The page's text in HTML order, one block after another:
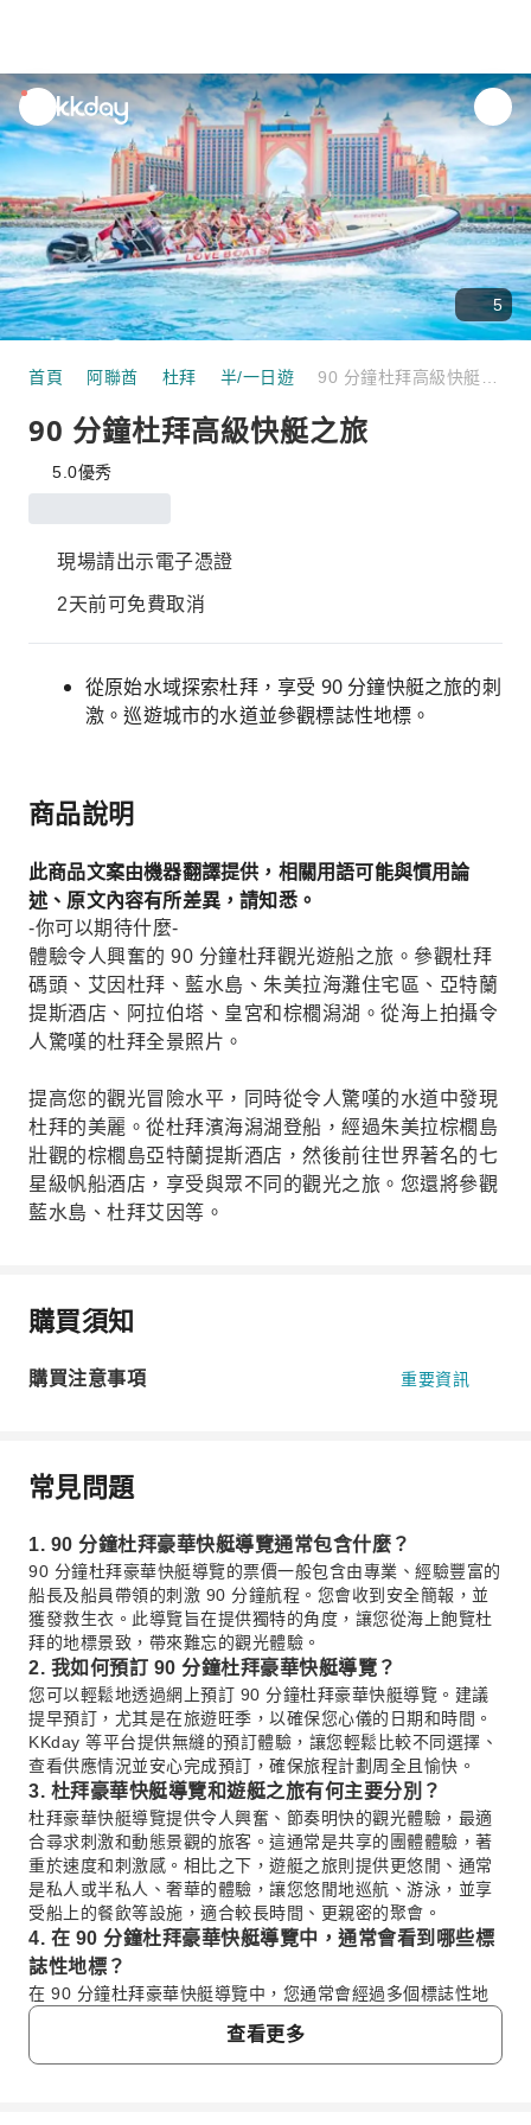
unread
notifications
5
首頁 阿聯酋 杜拜 半/一日遊
90 分鐘杜拜高級快艇之旅
5.0優秀
現場請出示電子憑證
2天前可免費取消
從原始水域探索杜拜，享受 90 分鐘快艇之旅的刺
激。巡遊城市的水道並參觀標誌性地標。
商品說明
此商品文案由機器翻譯提供，相關用語可能與慣用論
述、原文內容有所差異，請知悉。
-你可以期待什麼-
體驗令人興奮的 90 分鐘杜拜觀光遊船之旅。參觀杜拜
碼頭、艾因杜拜、藍水島、朱美拉海灘住宅區、亞特蘭
提斯酒店、阿拉伯塔、皇宮和棕櫚潟湖。從海上拍攝令
人驚嘆的杜拜全景照片。
提高您的觀光冒險水平，同時從令人驚嘆的水道中發現
杜拜的美麗。從杜拜濱海潟湖登船，經過朱美拉棕櫚島
壯觀的棕櫚島亞特蘭提斯酒店，然後前往世界著名的七
星級帆船酒店，享受與眾不同的觀光之旅。您還將參觀
藍水島、杜拜艾因等。
購買須知
購買注意事項 重要資訊
常見問題
1. 90 分鐘杜拜豪華快艇導覽通常包含什麼？
90 分鐘杜拜豪華快艇導覽的票價一般包含由專業、經驗豐富的
船長及船員帶領的刺激 90 分鐘航程。您會收到安全簡報，並
獲發救生衣。此導覽旨在提供獨特的角度，讓您從海上飽覽杜
拜的地標景致，帶來難忘的觀光體驗。
2. 我如何預訂 90 分鐘杜拜豪華快艇導覽？
您可以輕鬆地透過網上預訂 90 分鐘杜拜豪華快艇導覽。建議
提早預訂，尤其是在旅遊旺季，以確保您心儀的日期和時間。
KKday 等平台提供無縫的預訂體驗，讓您輕鬆比較不同選擇、
查看供應情況並安心完成預訂，確保旅程計劃周全且愉快。
3. 杜拜豪華快艇導覽和遊艇之旅有何主要分別？
杜拜豪華快艇導覽提供令人興奮、節奏明快的觀光體驗，最適
合尋求刺激和動態景觀的旅客。這通常是共享的團體體驗，著
重於速度和刺激感。相比之下，遊艇之旅則提供更悠閒、通常
是私人或半私人、奢華的體驗，讓您悠閒地巡航、游泳，並享
受船上的餐飲等設施，適合較長時間、更親密的聚會。
4. 在 90 分鐘杜拜豪華快艇導覽中，通常會看到哪些標
誌性地標？
在 90 分鐘杜拜豪華快艇導覽中，您通常會經過多個標誌性地
標。這些地標經常包括壯觀的杜拜之眼（Ain Dubai）、充滿活
力的 JBR（朱美拉棕櫚海灘住宅區）天際線、豪華的亞特蘭蒂
斯棕櫚酒店（Atlantis, The Palm），以及建築奇蹟般的帆船酒
查看更多